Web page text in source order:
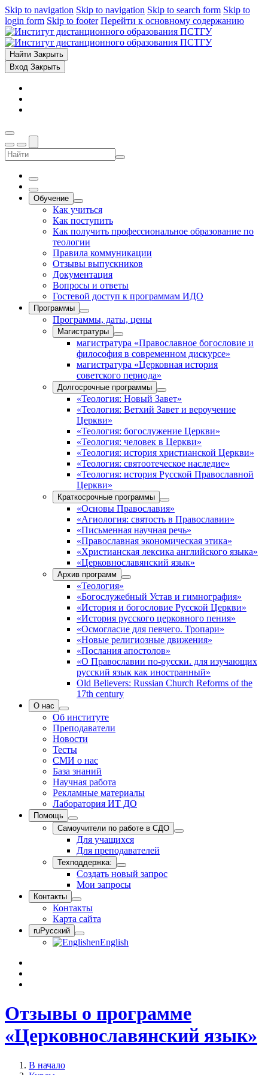
Skip to navigation Skip to navigation Skip to search form Skip to
login form Skip to footer Перейти к основному содержанию
Найти Закрыть
Вход Закрыть
Обучение
Как учиться
Как поступить
Как получить профессиональное образование по
теологии
Правила коммуникации
Отзывы выпускников
Документация
Вопросы и ответы
Гостевой доступ к программам ИДО
Программы
Программы, даты, цены
Магистратуры
магистратура «Православное богословие и
философия в современном дискурсе»
магистратура «Церковная история
советского периода»
Долгосрочные программы
«Теология: Новый Завет»
«Теология: Ветхий Завет и вероучение
Церкви»
«Теология: богослужение Церкви»
«Теология: человек в Церкви»
«Теология: история христианской Церкви»
«Теология: святоотеческое наследие»
«Теология: история Русской Православной
Церкви»
Краткосрочные программы
«Основы Православия»
«Агиология: святость в Православии»
«Письменная научная речь»
«Православная экономическая этика»
«Христианская лексика английского языка»
«Церковнославянский язык»
Архив программ
«Теология»
«Богослужебный Устав и гимнография»
«История и богословие Русской Церкви»
«История русского церковного пения»
«Осмогласие для певчего. Тропари»
«Новые религиозные движения»
«Послания апостолов»
«О Православии по-русски. для изучающих
русский язык как иностранный»
Old Believers: Russian Church Reforms of the
17th century
О нас
Об институте
Преподаватели
Новости
Тесты
СМИ о нас
База знаний
Научная работа
Рекламные материалы
Лаборатория ИТ ДО
Помощь
Самоучители по работе в СДО
Для учащихся
Для преподавателей
Техподдержка:
Создать новый запрос
Мои запросы
Контакты
Контакты
Карта сайта
ruРусский
enEnglish
Отзывы о программе
«Церковнославянский язык»
В начало